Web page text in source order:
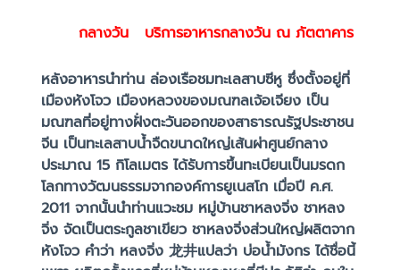
กลางวัน บริการอาหารกลางวัน ณ ภัตตาคาร
หลังอาหารนำท่าน ล่องเรือชมทะเลสาบซีหู ซึ่งตั้งอยู่ที่
เมืองหังโจว เมืองหลวงของมณฑลเจ้อเจียง เป็น
มณฑลที่อยู่ทางฝั่งตะวันออกของสาธารณรัฐประชาชน
จีน เป็นทะเลสาบน้ำจืดขนาดใหญ่เส้นผ่าศูนย์กลาง
ประมาณ 15 กิโลเมตร ได้รับการขึ้นทะเบียนเป็นมรดก
โลกทางวัฒนธรรมจากองค์การยูเนสโก เมื่อปี ค.ศ.
2011 จากนั้นนำท่านแวะชม หมู่บ้านชาหลงจิ่ง ชาหลง
จิ่ง จัดเป็นตระกูลชาเขียว ชาหลงจิ่งส่วนใหญ่ผลิตจาก
หังโจว คำว่า หลงจิ่ง 龙井แปลว่า บ่อน้ำมังกร ได้ชื่อนี้